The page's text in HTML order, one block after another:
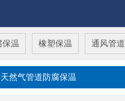
保温 橡塑保温 通风管
然气管道防腐保温